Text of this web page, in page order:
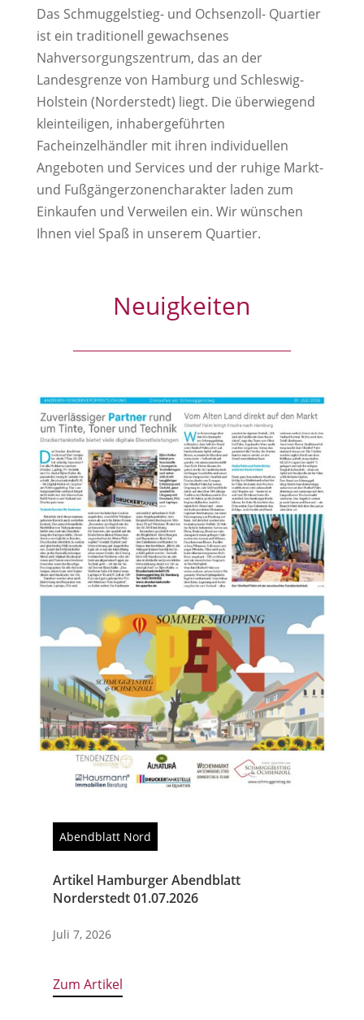
Das Schmuggelstieg- und Ochsenzoll- Quartier
ist ein traditionell gewachsenes
Nahversorgungszentrum, das an der
Landesgrenze von Hamburg und Schleswig-
Holstein (Norderstedt) liegt. Die überwiegend
kleinteiligen, inhabergeführten
Facheinzelhändler mit ihren individuellen
Angeboten und Services und der ruhige Markt-
und Fußgängerzonencharakter laden zum
Einkaufen und Verweilen ein. Wir wünschen
Ihnen viel Spaß in unserem Quartier.
Neuigkeiten
Abendblatt Nord
Artikel Hamburger Abendblatt
Norderstedt 01.07.2026
Juli 7, 2026
Zum Artikel